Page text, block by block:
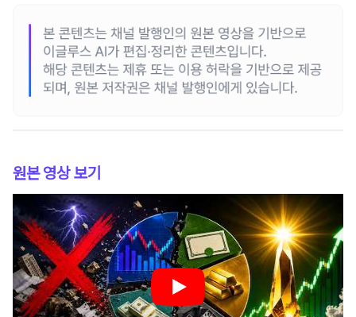
원본 영상 보기